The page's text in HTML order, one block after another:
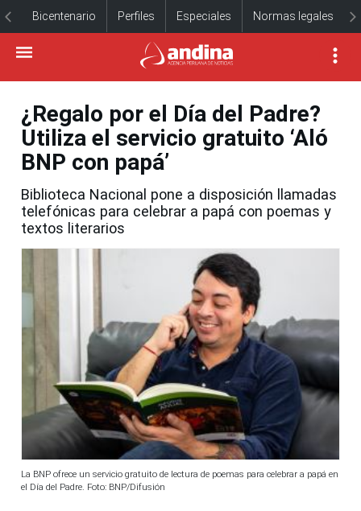
Bicentenario Perfiles Especiales Normas legales
¿Regalo por el Día del Padre?
Utiliza el servicio gratuito ‘Aló
BNP con papá’
Biblioteca Nacional pone a disposición llamadas
telefónicas para celebrar a papá con poemas y
textos literarios
La BNP ofrece un servicio gratuito de lectura de poemas para celebrar a papá en
el Día del Padre. Foto: BNP/Difusión